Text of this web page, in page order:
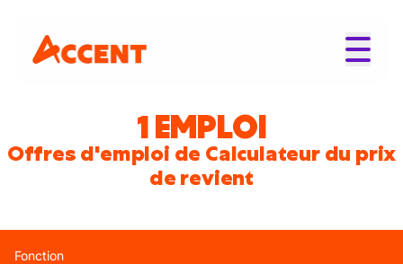
1 EMPLOI
Offres d'emploi de Calculateur du prix
de revient
Fonction